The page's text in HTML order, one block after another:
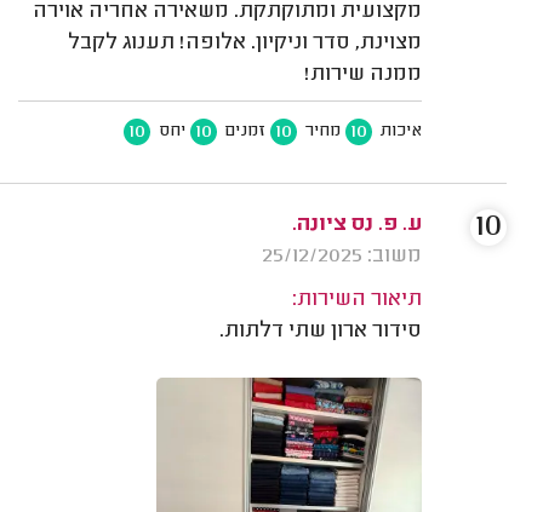
מקצועית ומתוקתקת. משאירה אחריה אוירה
מצוינת, סדר וניקיון. אלופה! תענוג לקבל
ממנה שירות!
איכות 10 מחיר 10 זמנים 10 יחס 10
ע. פ. נס ציונה.
משוב: 25/12/2025
תיאור השירות:
סידור ארון שתי דלתות.
10